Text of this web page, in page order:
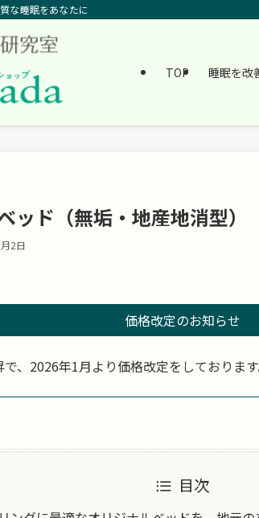
な睡眠をあなたに
TOP 睡眠を改
ッド（無垢・地産地消型）
2日
価格改定のお知らせ
、2026年1月より価格改定をしております
目次